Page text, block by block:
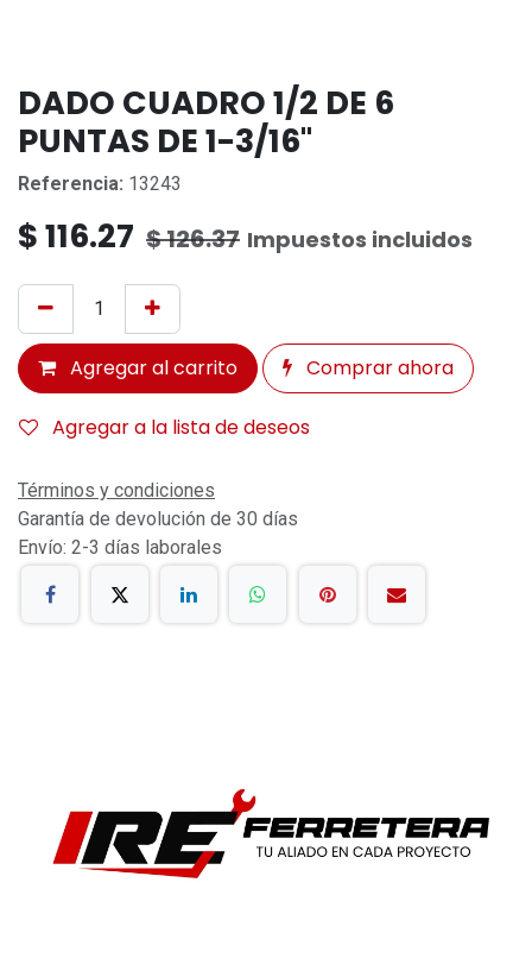
DADO CUADRO 1/2 DE 6
PUNTAS DE 1-3/16''
Referencia: 13243
$116.27 $126.37 Impuestos incluidos
Agregar al carrito Comprar ahora
Agregar a la lista de deseos
Términos y condiciones
Garantía de devolución de 30 días
Envío: 2-3 días laborales